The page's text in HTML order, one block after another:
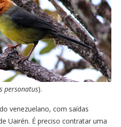
personatus).
venezuelano, com saídas
Uairén. É preciso contratar uma